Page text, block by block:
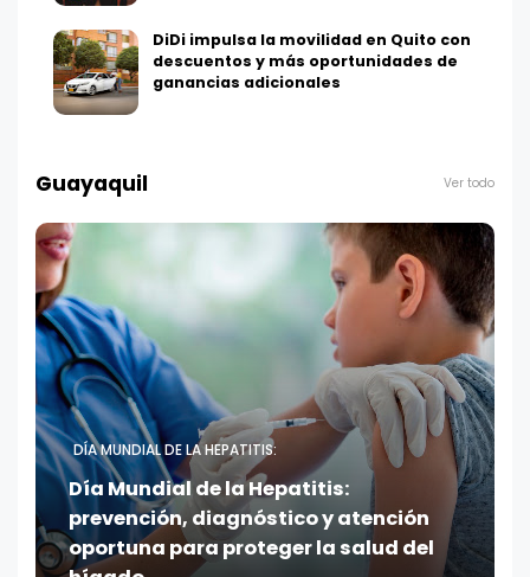
DiDi impulsa la movilidad en Quito con
descuentos y más oportunidades de
ganancias adicionales
Guayaquil Ver todo
DÍA MUNDIAL DE LA HEPATITIS:
Día Mundial de la Hepatitis:
prevención, diagnóstico y atención
oportuna para proteger la salud del